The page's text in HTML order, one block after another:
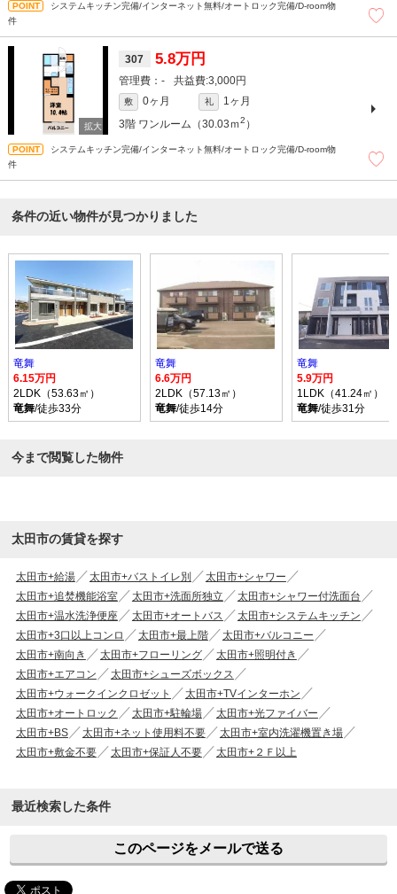
システムキッチン完備/インターネット無料/オートロック完備/D-room物
件
307 5.8万円
- 3,000円
敷 0ヶ月 礼
1ヶ月
3階 ワンルーム（30.03ｍ2 ）
システムキッチン完備/インターネット無料/オートロック完備/D-room物
件
条件の近い物件が見つかりました
竜舞
6.15万円
2LDK（53.63㎡）
竜舞/徒歩33分
竜舞
6.6万円
2LDK（57.13㎡）
竜舞/徒歩14分
竜舞
5.9万円
1LDK（41.24㎡）
竜舞/徒歩31分
今まで閲覧した物件
太田市の賃貸を探す
太田市+給湯 太田市+バストイレ別
太田市+シャワー
太田市+追焚機能浴室
太田市+洗面所独立
太田市+シャワー付洗面台
太田市+温水洗浄便座
太田市+オートバス
太田市+システムキッチン
太田市+3口以上コンロ
太田市+最上階
太田市+バルコニー
太田市+南向き
太田市+フローリング
太田市+照明付き
太田市+エアコン
太田市+シューズボックス
太田市+ウォークインクロゼット
太田市+TVインターホン
太田市+オートロック
太田市+駐輪場
太田市+光ファイバー
太田市+BS
太田市+ネット使用料不要
太田市+室内洗濯機置き場
太田市+敷金不要
太田市+保証人不要 太田市+２Ｆ以上
最近検索した条件
このページをメールで送る